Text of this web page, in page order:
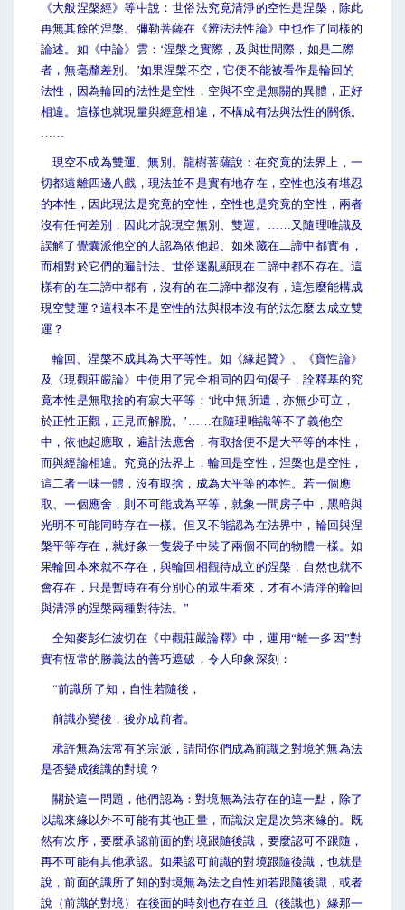
《大般涅槃經》等中說：世俗法究竟清淨的空性是涅槃，除此
再無其餘的涅槃。彌勒菩薩在《辨法法性論》中也作了同樣的
論述。如《中論》雲：‘涅槃之實際，及與世間際，如是二際
者，無毫釐差別。’如果涅槃不空，它便不能被看作是輪回的
法性，因為輪回的法性是空性，空與不空是無關的異體，正好
相違。這樣也就現量與經意相違，不構成有法與法性的關係。
……
現空不成為雙運、無別。龍樹菩薩說：在究竟的法界上，一
切都遠離四邊八戲，現法並不是實有地存在，空性也沒有堪忍
的本性，因此現法是究竟的空性，空性也是究竟的空性，兩者
沒有任何差別，因此才說現空無別、雙運。……又隨理唯識及
誤解了覺囊派他空的人認為依他起、如來藏在二諦中都實有，
而相對於它們的遍計法、世俗迷亂顯現在二諦中都不存在。這
樣有的在二諦中都有，沒有的在二諦中都沒有，這怎麼能構成
現空雙運？這根本不是空性的法與根本沒有的法怎麼去成立雙
運？
輪回、涅槃不成其為大平等性。如《緣起贊》、《寶性論》
及《現觀莊嚴論》中使用了完全相同的四句偈子，詮釋基的究
竟本性是無取捨的有寂大平等：‘此中無所遣，亦無少可立，
於正性正觀，正見而解脫。’……在隨理唯識等不了義他空
中，依他起應取，遍計法應舍，有取捨便不是大平等的本性，
而與經論相違。究竟的法界上，輪回是空性，涅槃也是空性，
這二者一味一體，沒有取捨，成為大平等的本性。若一個應
取、一個應舍，則不可能成為平等，就象一間房子中，黑暗與
光明不可能同時存在一樣。但又不能認為在法界中，輪回與涅
槃平等存在，就好象一隻袋子中裝了兩個不同的物體一樣。如
果輪回本來就不存在，與輪回相觀待成立的涅槃，自然也就不
會存在，只是暫時在有分別心的眾生看來，才有不清淨的輪回
與清淨的涅槃兩種對待法。”
全知麥彭仁波切在《中觀莊嚴論釋》中，運用“離一多因”對
實有恆常的勝義法的善巧遮破，令人印象深刻：
“前識所了知，自性若隨後，
前識亦變後，後亦成前者。
承許無為法常有的宗派，請問你們成為前識之對境的無為法
是否變成後識的對境？
關於這一問題，他們認為：對境無為法存在的這一點，除了
以識來緣以外不可能有其他正量，而識決定是次第來緣的。既
然有次序，要麼承認前面的對境跟隨後識，要麼認可不跟隨，
再不可能有其他承認。如果認可前識的對境跟隨後識，也就是
說，前面的識所了知的對境無為法之自性如若跟隨後識，或者
說（前識的對境）在後面的時刻也存在並且（後識也）緣那一